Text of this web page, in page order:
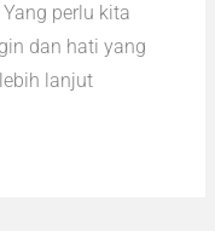
perlu kita
dan hati yang
lanjut